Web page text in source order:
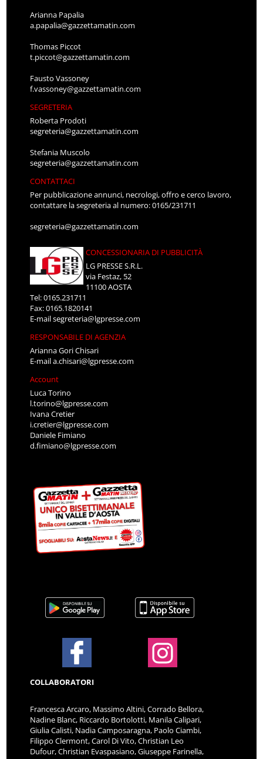
Arianna Papalia
a.papalia@gazzettamatin.com
Thomas Piccot
t.piccot@gazzettamatin.com
Fausto Vassoney
f.vassoney@gazzettamatin.com
SEGRETERIA
Roberta Prodoti
segreteria@gazzettamatin.com
Stefania Muscolo
segreteria@gazzettamatin.com
CONTATTACI
Per pubblicazione annunci, necrologi, offro e cerco lavoro,
contattare la segreteria al numero: 0165/231711
segreteria@gazzettamatin.com
CONCESSIONARIA DI PUBBLICITÀ
LG PRESSE S.R.L.
via Festaz, 52
11100 AOSTA
Tel: 0165.231711
Fax: 0165.1820141
E-mailsegreteria@lgpresse.com
RESPONSABILE DI AGENZIA
Arianna Gori Chisari
E-maila.chisari@lgpresse.com
Account
Luca Torino
l.torino@lgpresse.com
Ivana Cretier
i.cretier@lgpresse.com
Daniele Fimiano
d.fimiano@lgpresse.com
COLLABORATORI
Francesca Arcaro, Massimo Altini, Corrado Bellora,
Nadine Blanc, Riccardo Bortolotti, Manila Calipari,
Giulia Calisti, Nadia Camposaragna, Paolo Ciambi,
Filippo Clermont, Carol Di Vito, Christian Leo
Dufour, Christian Evaspasiano, Giuseppe Farinella,